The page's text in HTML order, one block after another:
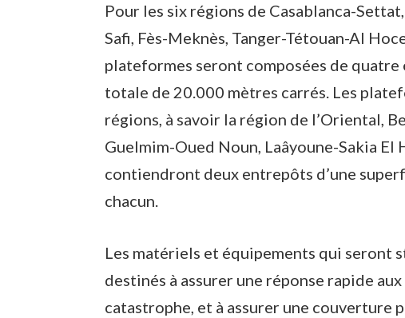
Pour les six régions de Casablanca-
Safi, Fès-Meknès, Tanger-Tétouan-Al
plateformes seront composées de quatre
totale de 20.000 mètres carrés. Les
régions, à savoir la région de l’Oriental,
Guelmim-Oued Noun, Laâyoune-Sakia El
contiendront deux entrepôts d’une
chacun.
Les matériels et équipements qui seront
destinés à assurer une réponse rapide
catastrophe, et à assurer une couverture